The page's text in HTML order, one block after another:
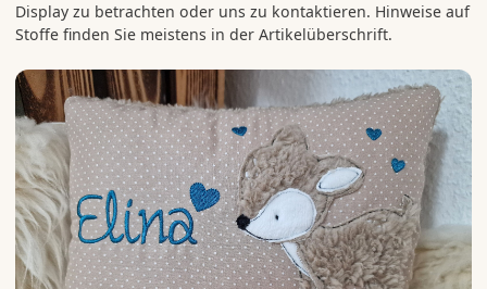
Display zu betrachten oder uns zu kontaktieren. Hinweise auf